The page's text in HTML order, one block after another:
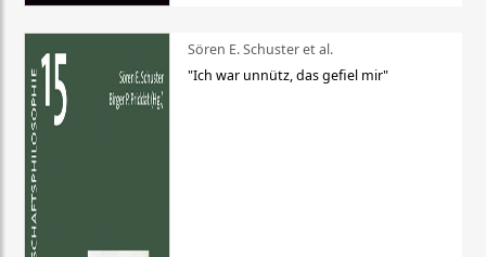
Sören E. Schuster et al.
"Ich war unnütz, das gefiel mir"